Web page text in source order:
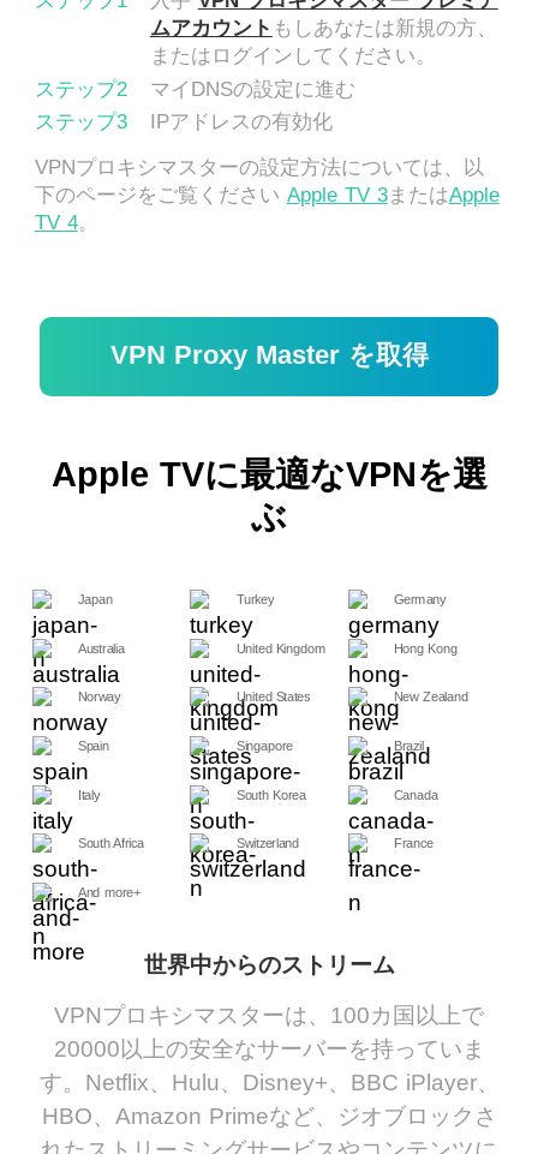
ムアカウント もしあなたは新規の方、
またはログインしてください。
ステップ2
マイDNSの設定に進む
ステップ3
IPアドレスの有効化
VPNプロキシマスターの設定方法については、以
下のページをご覧ください Apple TV 3またはApple
TV 4。
VPN Proxy Master を取得
Apple TVに最適なVPNを選
ぶ
Japan Turkey Germany
Australia United Kingdom Hong Kong
Norway United States New Zealand
Spain Singapore Brazil
Italy South Korea Canada
South Africa Switzerland France
And more+
世界中からのストリーム
VPNプロキシマスターは、100カ国以上で
20000以上の安全なサーバーを持っていま
す。Netflix、Hulu、Disney+、BBC iPlayer、
HBO、Amazon Primeなど、ジオブロックさ